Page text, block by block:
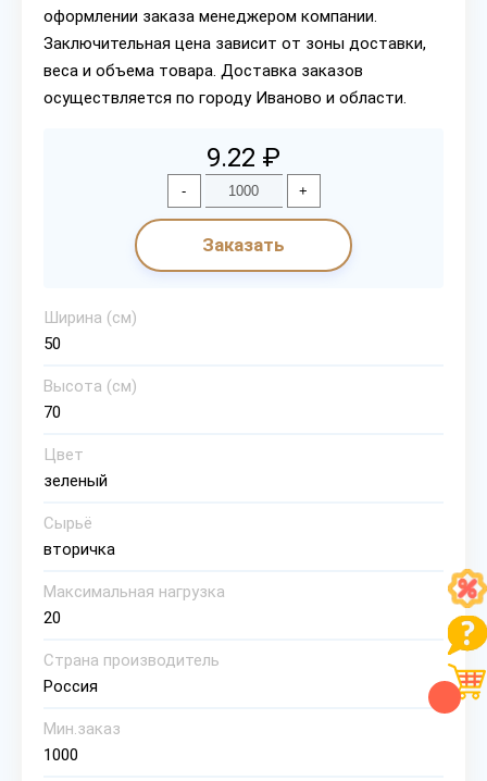
оформлении заказа менеджером компании.
Заключительная цена зависит от зоны доставки,
веса и объема товара. Доставка заказов
осуществляется по городу Иваново и области.
9.22 ₽
- +
Заказать
Ширина (см)
50
Высота (см)
70
Цвет
зеленый
Сырьё
вторичка
Максимальная нагрузка
20
Страна производитель
Россия
Мин.заказ
1000